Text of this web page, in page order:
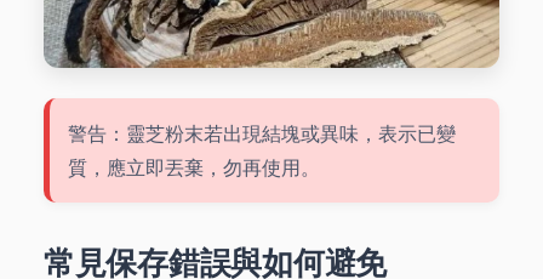
警告：靈芝粉末若出現結塊或異味，表示已變
質，應立即丟棄，勿再使用。
常見保存錯誤與如何避免